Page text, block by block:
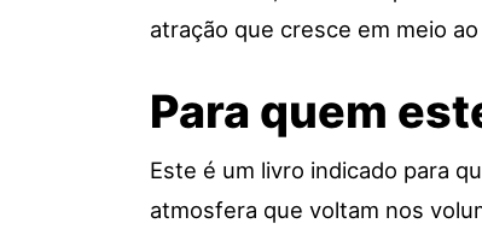
atração que cresce em meio
Para quem
Este é um livro indicado para
atmosfera que voltam nos